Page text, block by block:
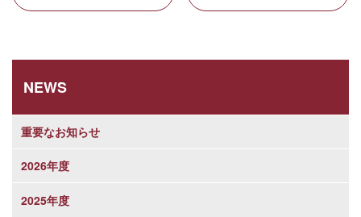
NEWS
重要なお知らせ
2026年度
2025年度